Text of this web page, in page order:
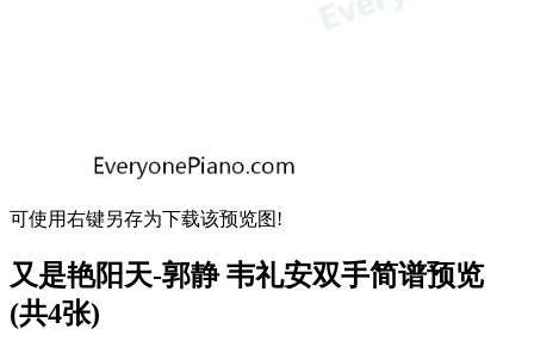
可使用右键另存为下载该预览图!
又是艳阳天-郭静 韦礼安双手简谱预览
(共4张)